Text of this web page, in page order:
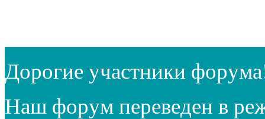
Дорогие участники
Наш форум переведен в